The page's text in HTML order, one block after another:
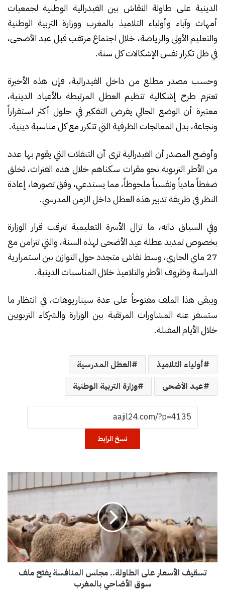
الدينية على طاولة النقاش بين الفيدرالية الوطنية لجمعيات
أمهات وآباء وأولياء التلاميذ بالمغرب ووزارة التربية الوطنية
والتعليم الأولي والرياضة، خلال اجتماع مرتقب قبل عيد الأضحى،
في ظل تكرار نفس الإشكالات كل سنة.
وحسب مصدر مطلع من داخل الفيدرالية، فإن هذه الأخيرة
تعتزم طرح إشكالية تنظيم العطل المرتبطة بالأعياد الدينية،
معتبرة أن الوضع الحالي يفرض التفكير في حلول أكثر استقراراً
ونجاعة، بدل المعالجات الظرفية التي تتكرر مع كل مناسبة دينية.
وأوضح المصدر أن الفيدرالية ترى أن التنقلات التي يقوم بها عدد
من الأطر التربوية نحو مقرات سكناهم خلال هذه الفترات، تخلق
ضغطاً مادياً ونفسياً ملحوظاً، مما يستدعي، وفق تصورها، إعادة
النظر في طريقة تدبير هذه العطل داخل الزمن المدرسي.
وفي السياق ذاته، ما تزال الأسرة التعليمية تترقب قرار الوزارة
بخصوص تمديد عطلة عيد الأضحى لهذه السنة، والتي تتزامن مع
27 ماي الجاري، وسط نقاش متجدد حول التوازن بين استمرارية
الدراسة وظروف الأطر والتلاميذ خلال المناسبات الدينية.
ويبقى هذا الملف مفتوحاً على عدة سيناريوهات، في انتظار ما
ستسفر عنه المشاورات المرتقبة بين الوزارة والشركاء التربويين
خلال الأيام المقبلة.
أولياء التلاميذ
العطل المدرسية
عيد الأضحى
وزارة التربية الوطنية
نسخ الرابط
ت
ا
ل
أ
س
تسقيف الأسعار على الطاولة.. مجلس المنافسة يفتح ملف
سوق الأضاحي بالمغرب